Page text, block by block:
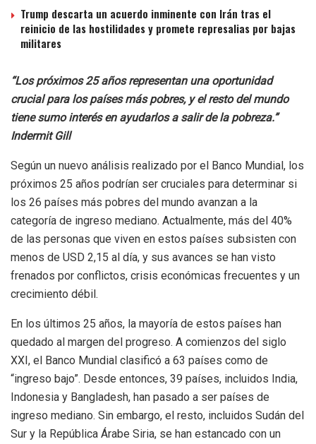
Trump descarta un acuerdo inminente con Irán tras el
reinicio de las hostilidades y promete represalias por bajas
militares
“Los próximos 25 años representan una oportunidad
crucial para los países más pobres, y el resto del mundo
tiene sumo interés en ayudarlos a salir de la pobreza.”
Indermit Gill
Según un nuevo análisis realizado por el Banco Mundial, los
próximos 25 años podrían ser cruciales para determinar si
los 26 países más pobres del mundo avanzan a la
categoría de ingreso mediano. Actualmente, más del 40%
de las personas que viven en estos países subsisten con
menos de USD 2,15 al día, y sus avances se han visto
frenados por conflictos, crisis económicas frecuentes y un
crecimiento débil.
En los últimos 25 años, la mayoría de estos países han
quedado al margen del progreso. A comienzos del siglo
XXI, el Banco Mundial clasificó a 63 países como de
“ingreso bajo”. Desde entonces, 39 países, incluidos India,
Indonesia y Bangladesh, han pasado a ser países de
ingreso mediano. Sin embargo, el resto, incluidos Sudán del
Sur y la República Árabe Siria, se han estancado con un